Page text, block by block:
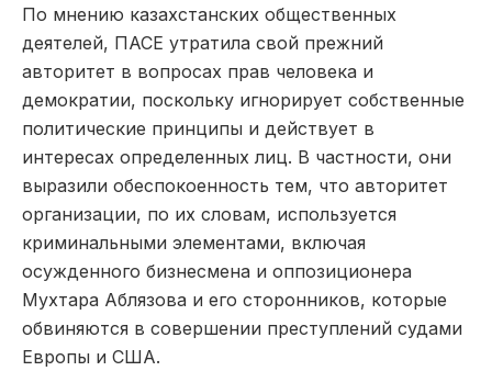
По мнению казахстанских общественных
деятелей, ПАСЕ утратила свой прежний
авторитет в вопросах прав человека и
демократии, поскольку игнорирует собственные
политические принципы и действует в
интересах определенных лиц. В частности, они
выразили обеспокоенность тем, что авторитет
организации, по их словам, используется
криминальными элементами, включая
осужденного бизнесмена и оппозиционера
Мухтара Аблязова и его сторонников, которые
обвиняются в совершении преступлений судами
Европы и США.